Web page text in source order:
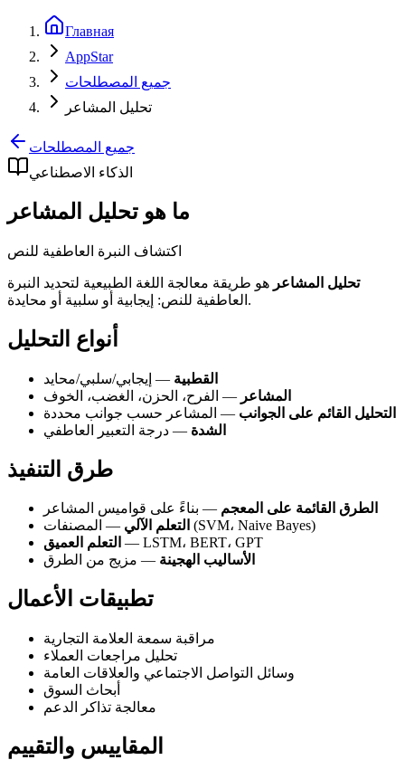
Главная
AppStar
جميع المصطلحات
تحليل المشاعر
جميع المصطلحات
الذكاء الاصطناعي
ما هو تحليل المشاعر
اكتشاف النبرة العاطفية للنص
تحليل المشاعر هو طريقة معالجة اللغة الطبيعية لتحديد النبرة
العاطفية للنص: إيجابية أو سلبية أو محايدة.
أنواع التحليل
القطبية — إيجابي/سلبي/محايد
المشاعر — الفرح، الحزن، الغضب، الخوف
التحليل القائم على الجوانب — المشاعر حسب جوانب محددة
الشدة — درجة التعبير العاطفي
طرق التنفيذ
الطرق القائمة على المعجم — بناءً على قواميس المشاعر
التعلم الآلي — المصنفات (SVM، Naive Bayes)
التعلم العميق — LSTM، BERT، GPT
الأساليب الهجينة — مزيج من الطرق
تطبيقات الأعمال
مراقبة سمعة العلامة التجارية
تحليل مراجعات العملاء
وسائل التواصل الاجتماعي والعلاقات العامة
أبحاث السوق
معالجة تذاكر الدعم
المقاييس والتقييم